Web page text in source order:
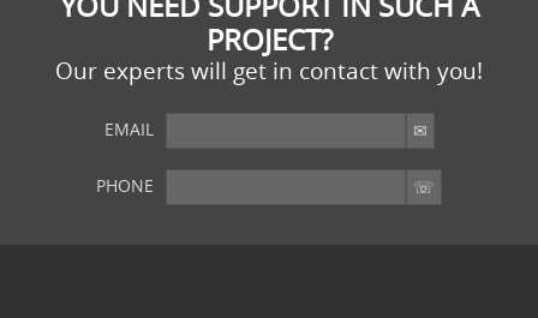
PROJECT?
Our experts will get in contact with you!
EMAIL
PHONE